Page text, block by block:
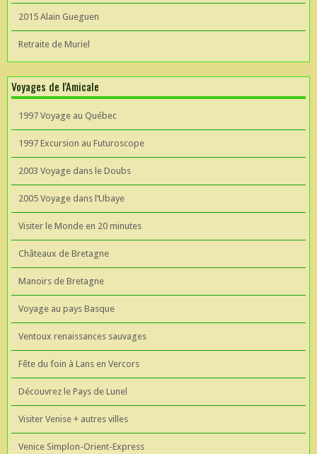
2015 Alain Gueguen
Retraite de Muriel
Voyages de l'Amicale
1997 Voyage au Québec
1997 Excursion au Futuroscope
2003 Voyage dans le Doubs
2005 Voyage dans l’Ubaye
Visiter le Monde en 20 minutes
Châteaux de Bretagne
Manoirs de Bretagne
Voyage au pays Basque
Ventoux renaissances sauvages
Fête du foin à Lans en Vercors
Découvrez le Pays de Lunel
Visiter Venise + autres villes
Venice Simplon-Orient-Express